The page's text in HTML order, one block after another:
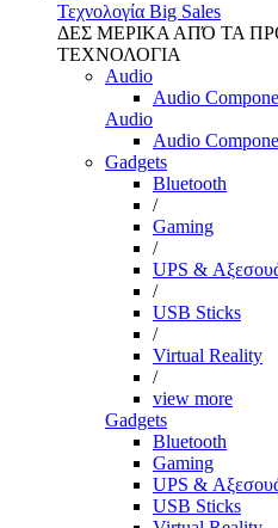
Τεχνολογία Big Sales
ΔΕΣ ΜΕΡΙΚΑ ΑΠΌ ΤΑ
ΤΕΧΝΟΛΟΓΙΑ
Audio
Audio
Audio
Audio
Gadgets
Bluetooth
/
Gaming
/
UPS &
/
USB Sticks
/
Virtual Reality
/
view more
Gadgets
Bluetooth
Gaming
UPS &
USB Sticks